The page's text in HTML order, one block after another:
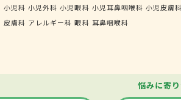
小児科 小児外科 小児眼科 小児耳鼻咽喉科 小児皮膚科
皮膚科 アレルギー科 眼科 耳鼻咽喉科
悩みに寄